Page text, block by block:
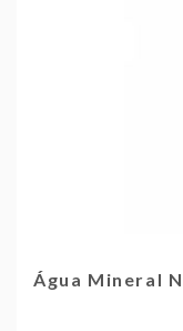
Água Mineral